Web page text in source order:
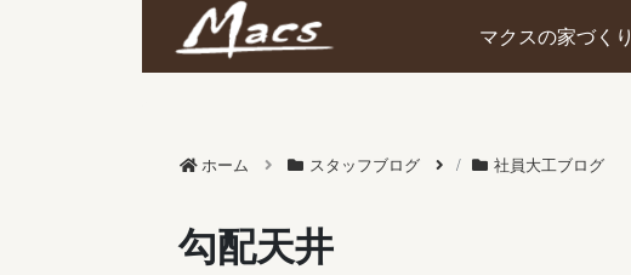
マクスの家づくり
ホーム スタッフブログ 社員大工ブログ
勾配天井